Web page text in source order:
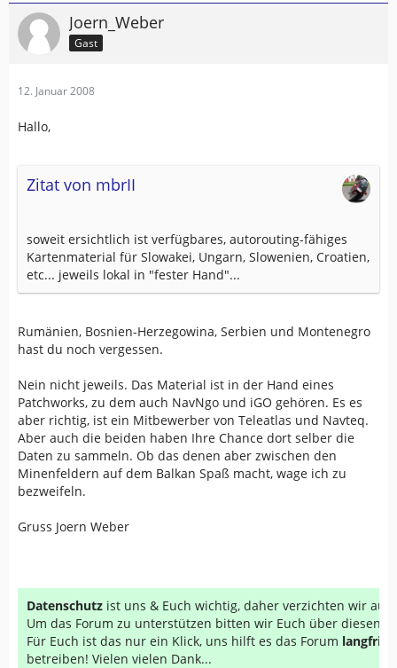
Joern_Weber
Gast
12. Januar 2008
Hallo,
Zitat von mbrII
soweit ersichtlich ist verfügbares, autorouting-fähiges
Kartenmaterial für Slowakei, Ungarn, Slowenien, Croatien,
etc... jeweils lokal in "fester Hand"...
Rumänien, Bosnien-Herzegowina, Serbien und Montenegro
hast du noch vergessen.
Nein nicht jeweils. Das Material ist in der Hand eines
Patchworks, zu dem auch NavNgo und iGO gehören. Es es
aber richtig, ist ein Mitbewerber von Teleatlas und Navteq.
Aber auch die beiden haben Ihre Chance dort selber die
Daten zu sammeln. Ob das denen aber zwischen den
Minenfeldern auf dem Balkan Spaß macht, wage ich zu
bezweifeln.
Gruss Joern Weber
Datenschutz ist uns & Euch wichtig, daher verzichten wir auf
Um das Forum zu unterstützen bitten wir Euch über diesen
Für Euch ist das nur ein Klick, uns hilft es das Forum
betreiben! Vielen vielen Dank...